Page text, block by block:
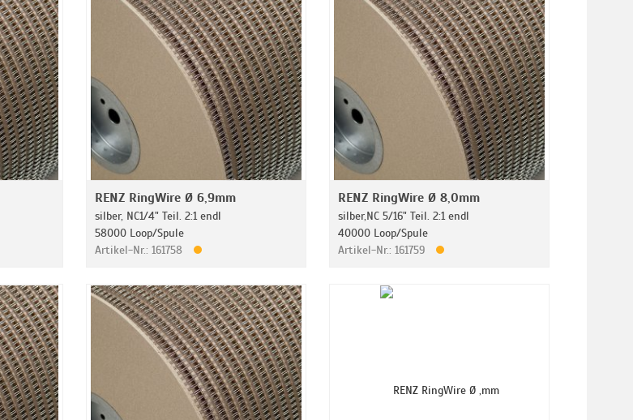
RENZ RingWire Ø 6,9mm
silber, NC1/4" Teil. 2:1 endl
58000 Loop/Spule
Artikel-Nr.: 161758
RENZ RingWire Ø 8,0mm
silber,NC 5/16" Teil. 2:1 endl
40000 Loop/Spule
Artikel-Nr.: 161759